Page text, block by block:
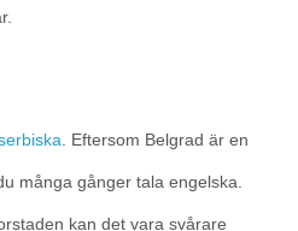
. Eftersom Belgrad är en
många gånger tala engelska.
kan det vara svårare